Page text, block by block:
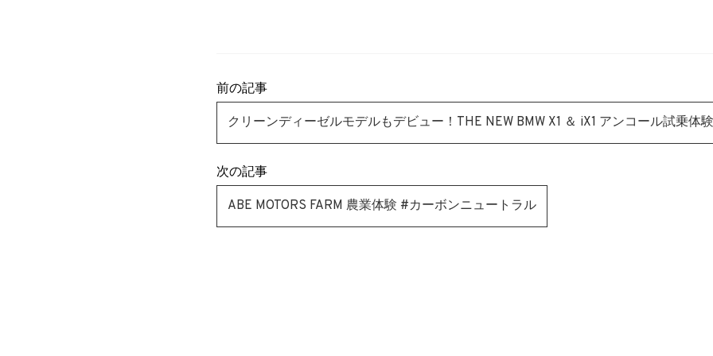
前の記事
クリーンディーゼルモデルもデビュー！THE NEW BMW X1 ＆ iX1 アンコール試乗体
次の記事
ABE MOTORS FARM 農業体験 #カーボンニュートラル